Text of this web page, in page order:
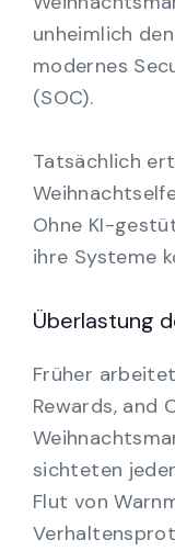
unheimlich
modernes
(SOC).
Tatsächlich
Ohne KI-
ihre Systeme
Überlastung
Früher
Rewards, and
sichteten
Flut von